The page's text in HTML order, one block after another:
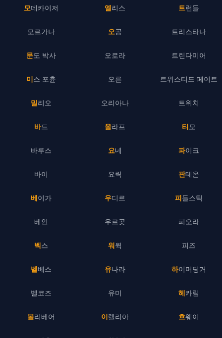
모데카이저
모르가나
문도 박사
미스 포츈
밀리오
바드
바루스
바이
베이가
베인
벡스
벨베스
벨코즈
볼리베어
엘리스
오공
오로라
오른
오리아나
올라프
요네
요릭
우디르
우르곳
워윅
유나라
유미
이렐리아
트런들
트리스타나
트린다미어
트위스티드 페이트
트위치
티모
파이크
판테온
피들스틱
피오라
피즈
하이머딩거
헤카림
흐웨이